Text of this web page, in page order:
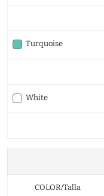
Turquoise
White
COLOR/Talla